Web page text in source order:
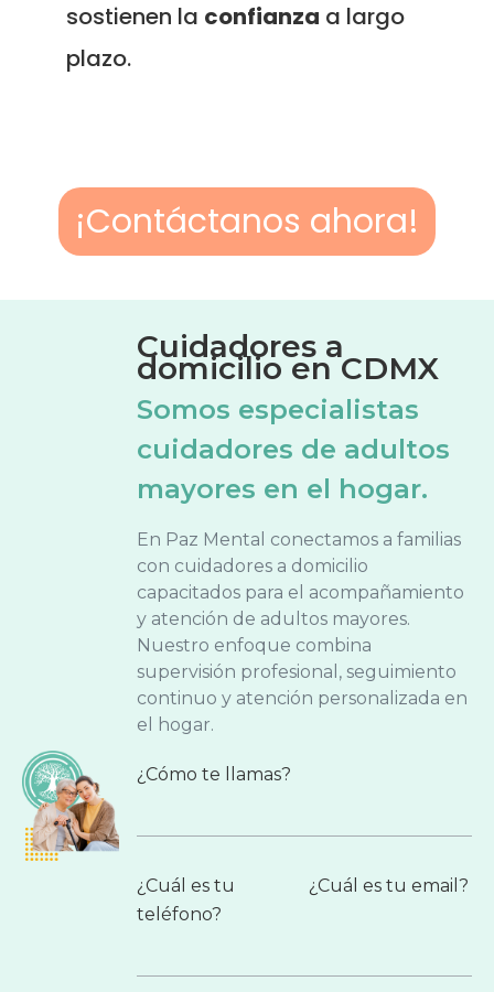
sostienen la confianza a largo
plazo.
¡Contáctanos ahora!
Cuidadores a
domicilio en CDMX
Somos especialistas
cuidadores de adultos
mayores en el hogar.
En Paz Mental conectamos a familias
con cuidadores a domicilio
capacitados para el acompañamiento
y atención de adultos mayores.
Nuestro enfoque combina
supervisión profesional, seguimiento
continuo y atención personalizada en
el hogar.
¿Cómo te llamas?
¿Cuál es tu
teléfono?
¿Cuál es tu email?